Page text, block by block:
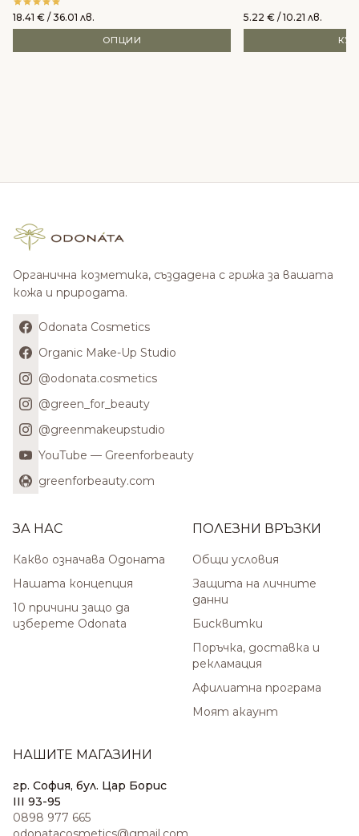
18.41 € / 36.01 лв.
ОПЦИИ
5.22 € / 10.21 лв.
Органична козметика, създадена с грижа за вашата
кожа и природата.
Odonata Cosmetics
Organic Make-Up Studio
@odonata.cosmetics
@green_for_beauty
@greenmakeupstudio
YouTube — Greenforbeauty
greenforbeauty.com
ЗА НАС
Какво означава Одоната
Нашата концепция
10 причини защо да
изберете Odonata
ПОЛЕЗНИ ВРЪЗКИ
Общи условия
Защита на личните
данни
Бисквитки
Поръчка, доставка и
рекламация
Афилиатна програма
Моят акаунт
НАШИТЕ МАГАЗИНИ
гр. София, бул. Цар Борис
III 93-95
0898 977 665